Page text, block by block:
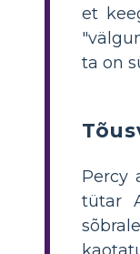
et
ta on
Percy
tütar